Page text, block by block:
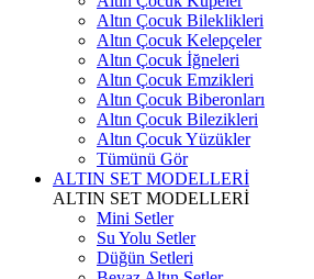
Altın Çocuk Bileklikleri
Altın Çocuk Kelepçeler
Altın Çocuk İğneleri
Altın Çocuk Emzikleri
Altın Çocuk Biberonları
Altın Çocuk Bilezikleri
Altın Çocuk Yüzükler
Tümünü Gör
ALTIN SET MODELLERİ
ALTIN SET MODELLERİ
Mini Setler
Su Yolu Setler
Düğün Setleri